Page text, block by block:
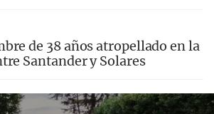
de 38 años atropellado en la
Santander y Solares